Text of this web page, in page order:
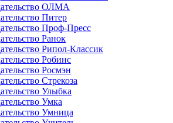
ОЛМА
Питер
Проф-Пресс
Ранок
Рипол-Классик
Робинс
Росмэн
Стрекоза
Улыбка
Умка
Умница